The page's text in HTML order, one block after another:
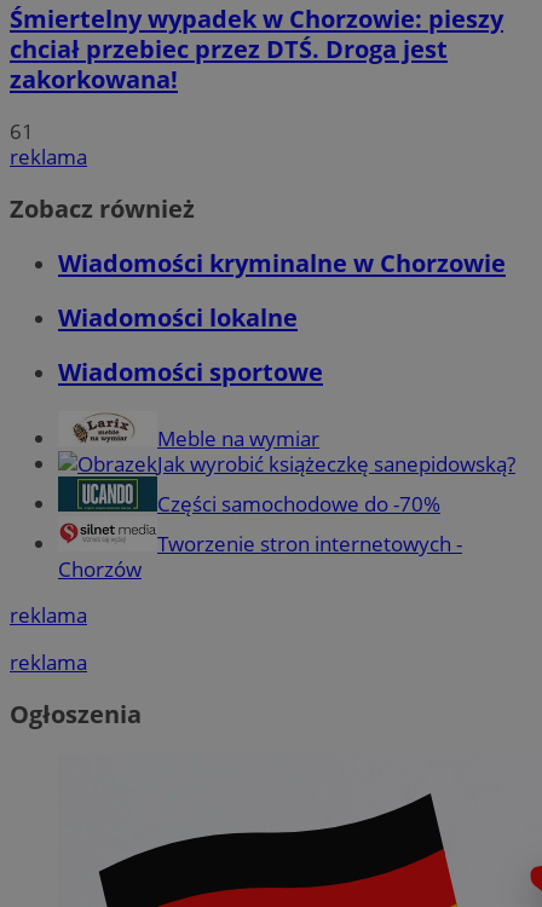
Śmiertelny wypadek w Chorzowie: pieszy
chciał przebiec przez DTŚ. Droga jest
zakorkowana!
61
reklama
Zobacz również
Wiadomości kryminalne w Chorzowie
Wiadomości lokalne
Wiadomości sportowe
Meble na wymiar
Jak wyrobić książeczkę sanepidowską?
Części samochodowe do -70%
Tworzenie stron internetowych -
Chorzów
reklama
reklama
Ogłoszenia